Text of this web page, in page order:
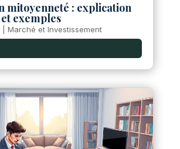
mitoyenneté : explication
exemples
Marché et Investissement